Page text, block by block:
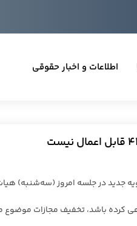
اطلاعات و اخبار حقوقی
جدید در جلسه امروز (سه‌شنبه)
کرده باشد، تخفیف مجازات موضوع